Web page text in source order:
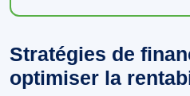
Stratégies de
optimiser la